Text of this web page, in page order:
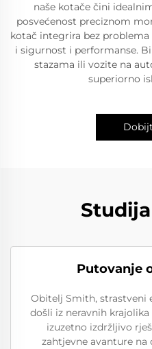
naše kotače čini
posvećenost preciznom
kotač integrira bez
i sigurnost i performanse.
stazama ili vozite na
superiorno
Putovanje
Obitelj Smith, strastveni
došli iz neravnih
izuzetno izdržljivo
zahtjevne avanture